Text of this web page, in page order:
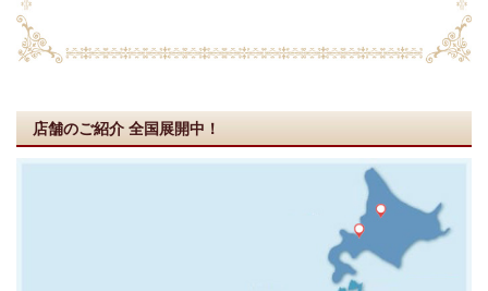
店舗のご紹介 全国展開中！